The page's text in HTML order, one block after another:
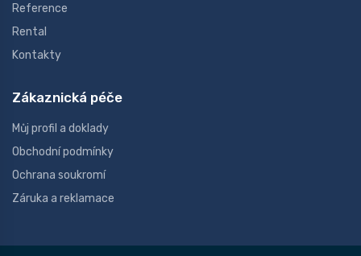
Reference
Rental
Kontakty
Zákaznická péče
Můj profil a doklady
Obchodní podmínky
Ochrana soukromí
Záruka a reklamace